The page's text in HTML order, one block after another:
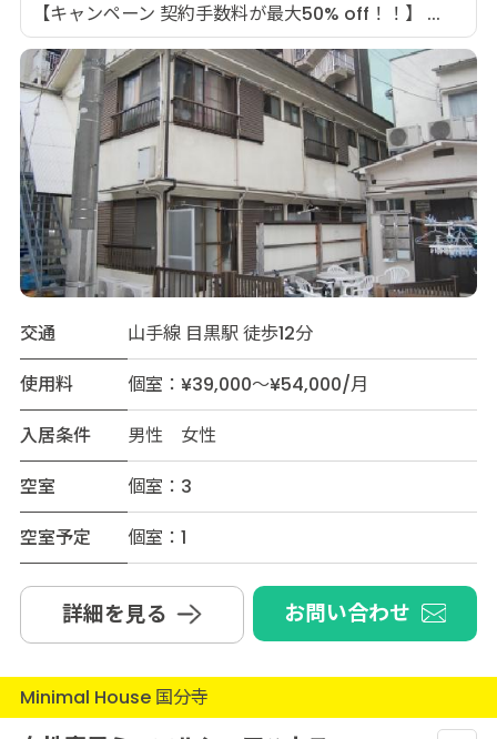
【キャンペーン 契約手数料が最大50% off！！】 ...
交通
山手線 目黒駅 徒歩12分
使用料
個室：¥39,000～¥54,000/月
入居条件
男性 女性
空室
個室：3
空室予定
個室：1
詳細を見る お問い合わせ
Minimal House 国分寺